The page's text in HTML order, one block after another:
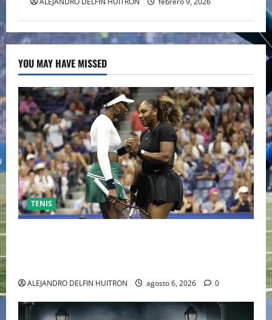
YOU MAY HAVE MISSED
TENIS
ALEJANDRO DELFIN HUITRON agosto 6, 2026 0